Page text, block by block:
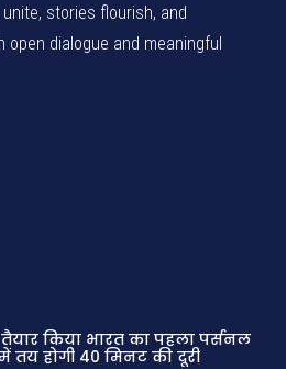
stories flourish, and
dialogue and meaningful
किया भारत का पहला पर्सनल
तय होगी 40 मिनट की दूरी